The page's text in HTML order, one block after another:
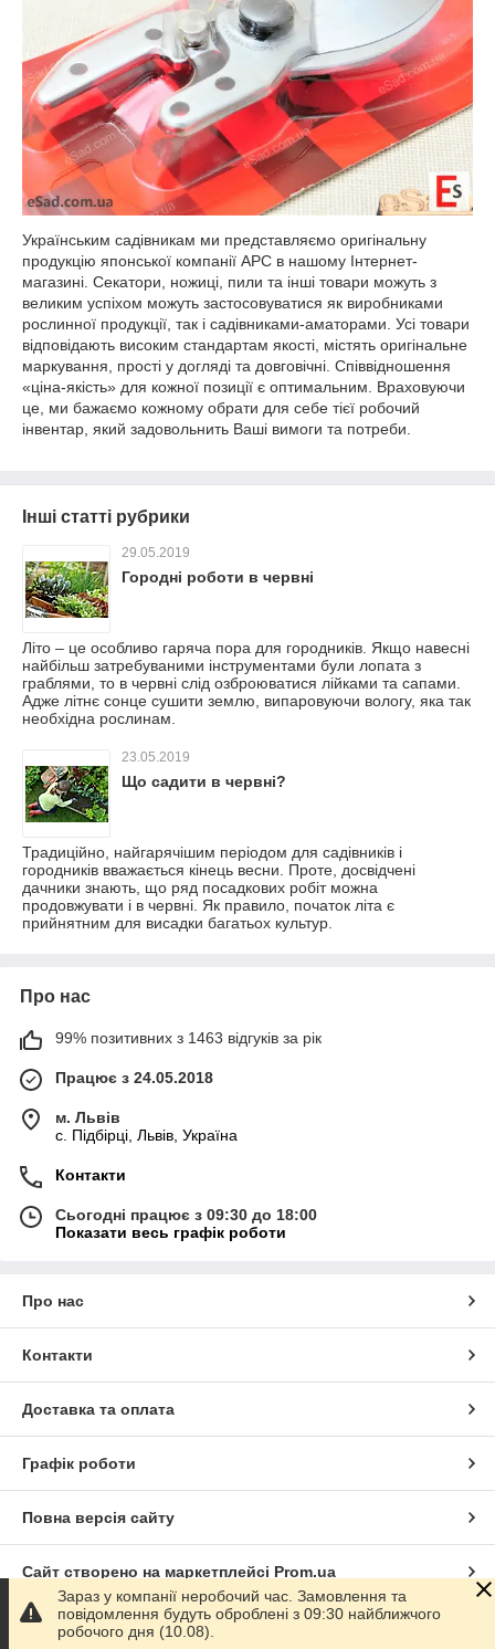
Українським садівникам ми представляємо оригінальну
продукцію японської компанії АРС в нашому Інтернет-
магазині. Секатори, ножиці, пили та інші товари можуть з
великим успіхом можуть застосовуватися як виробниками
рослинної продукції, так і садівниками-аматорами. Усі товари
відповідають високим стандартам якості, містять оригінальне
маркування, прості у догляді та довговічні. Співвідношення
«ціна-якість» для кожної позиції є оптимальним. Враховуючи
це, ми бажаємо кожному обрати для себе тієї робочий
інвентар, який задовольнить Ваші вимоги та потреби.
Інші статті рубрики
29.05.2019
Городні роботи в червні
Літо – це особливо гаряча пора для городників. Якщо навесні
найбільш затребуваними інструментами були лопата з
граблями, то в червні слід озброюватися лійками та сапами.
Адже літнє сонце сушити землю, випаровуючи вологу, яка так
необхідна рослинам.
23.05.2019
Що садити в червні?
Традиційно, найгарячішим періодом для садівників і
городників вважається кінець весни. Проте, досвідчені
дачники знають, що ряд посадкових робіт можна
продовжувати і в червні. Як правило, початок літа є
прийнятним для висадки багатьох культур.
Про нас
99% позитивних з 1463 відгуків за рік
Працює з 24.05.2018
м. Львів
c. Підбірці, Львів, Україна
Контакти
Сьогодні працює з 09:30 до 18:00
Показати весь графік роботи
Про нас
Контакти
Доставка та оплата
Графік роботи
Повна версія сайту
Сайт створено на маркетплейсі Prom.ua
Політика конфіденційності
Зараз у компанії неробочий час. Замовлення та
повідомлення будуть оброблені з 09:30 найближчого
робочого дня (10.08).